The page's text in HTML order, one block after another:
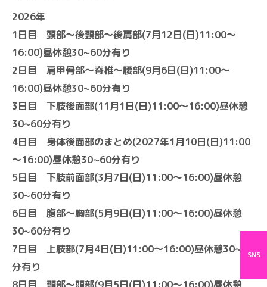
2026年
1日目 頭部～後頸部～後肩部(7月12日(日)11:00～
16:00)昼休憩30~60分有り
2日目 肩甲骨部～脊椎～腰部(9月6日(日)11:00～
16:00)昼休憩30~60分有り
3日目 下肢後面部(11月1日(日)11:00～16:00)昼休憩
30~60分有り
4日目 身体後面部のまとめ(2027年1月10日(日)11:00
～16:00)昼休憩30~60分有り
5日目 下肢前面部(3月7日(日)11:00～16:00)昼休憩
30~60分有り
6日目 腹部～胸部(5月9日(日)11:00～16:00)昼休憩
30~60分有り
7日目 上肢部(7月4日(日)11:00～16:00)昼休憩30~60
分有り
SNS